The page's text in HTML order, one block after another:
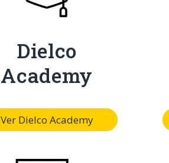
Dielco
Academy
Ver Dielco Academy